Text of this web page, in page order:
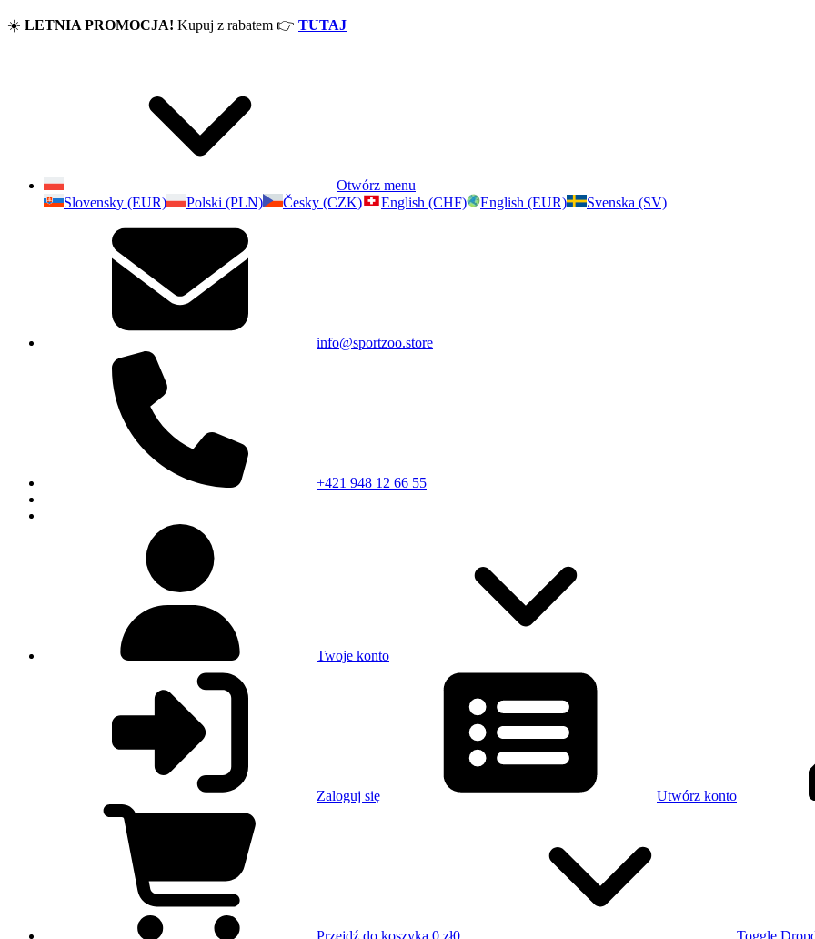
☀️ LETNIA PROMOCJA! Kupuj z rabatem 👉 TUTAJ
Otwórz menu
Slovensky (EUR)
Polski (PLN) Česky (CZK) English (CHF) English (EUR) Svenska (SV)
info@sportzoo.store
+421 948 12 66 55
Twoje konto
Zaloguj się Utwórz konto
Przejdź do koszyka 0 zł0
Toggle